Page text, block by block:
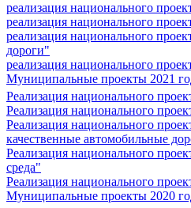
реализация национального
реализация национального
реализация национального
дороги"
реализация национального
Муниципальные проекты 2021
Реализация национального
Реализация национального
Реализация национального
качественные автомобильные
Реализация национального
среда"
Реализация национального
Муниципальные проекты 2020